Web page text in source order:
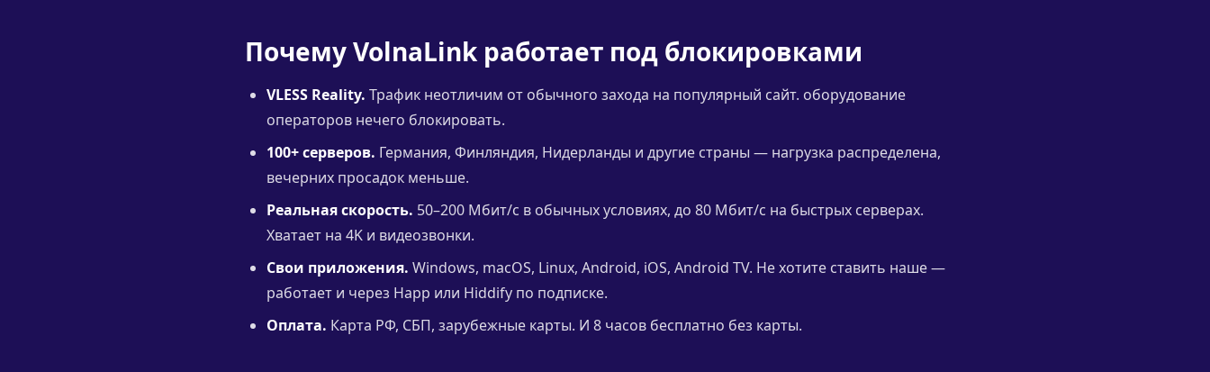
Почему VolnaLink работает под блокировками
VLESS Reality. Трафик неотличим от обычного захода на популярный сайт. оборудование
операторов нечего блокировать.
100+ серверов. Германия, Финляндия, Нидерланды и другие страны — нагрузка распределена,
вечерних просадок меньше.
Реальная скорость. 50–200 Мбит/с в обычных условиях, до 80 Мбит/с на быстрых серверах.
Хватает на 4K и видеозвонки.
Свои приложения. Windows, macOS, Linux, Android, iOS, Android TV. Не хотите ставить наше —
работает и через Happ или Hiddify по подписке.
Оплата. Карта РФ, СБП, зарубежные карты. И 8 часов бесплатно без карты.